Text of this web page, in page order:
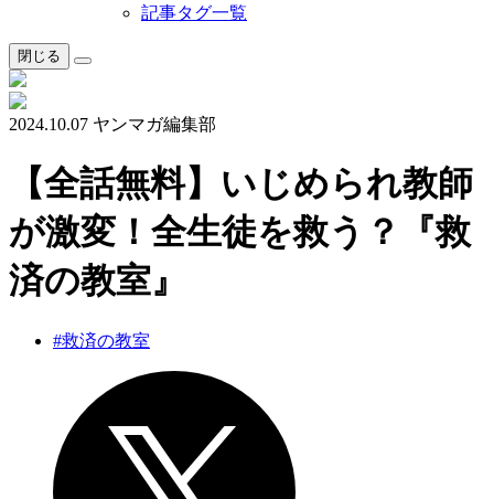
記事タグ一覧
閉じる
2024.10.07 ヤンマガ編集部
【全話無料】いじめられ教師
が激変！全生徒を救う？『救
済の教室』
#救済の教室